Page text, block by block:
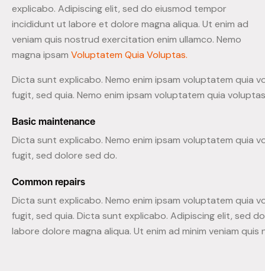
explicabo. Adipiscing elit, sed do eiusmod tempor
incididunt ut labore et dolore magna aliqua. Ut enim ad
veniam quis nostrud exercitation enim ullamco. Nemo
magna ipsam Voluptatem Quia Voluptas.
Dicta sunt explicabo. Nemo enim ipsam voluptatem quia
fugit, sed quia. Nemo enim ipsam voluptatem quia
Basic maintenance
Dicta sunt explicabo. Nemo enim ipsam voluptatem quia
fugit, sed dolore sed do.
Common repairs
Dicta sunt explicabo. Nemo enim ipsam voluptatem quia
fugit, sed quia. Dicta sunt explicabo. Adipiscing elit, sed
labore dolore magna aliqua. Ut enim ad minim veniam quis